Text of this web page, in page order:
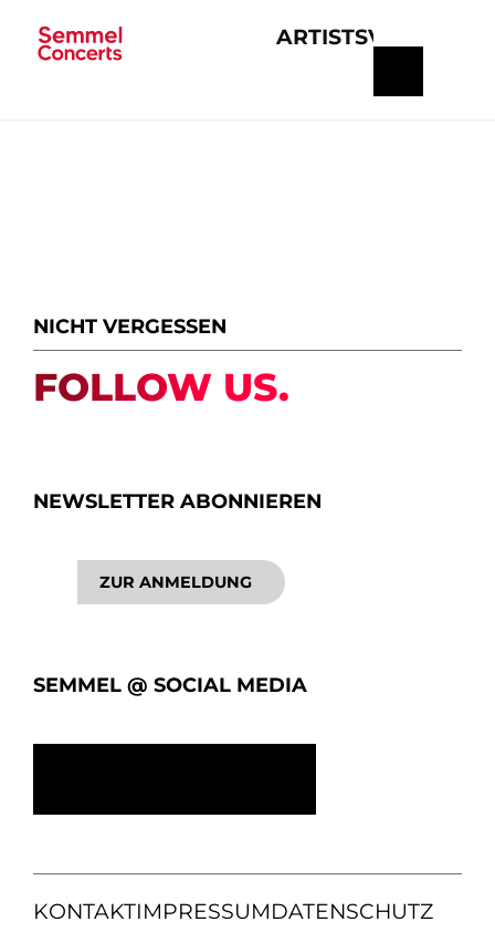
ARTISTS
NICHT VERGESSEN
FOLLOW US.
NEWSLETTER ABONNIEREN
ZUR ANMELDUNG
SEMMEL @ SOCIAL MEDIA
KONTAKTIMPRESSUMDATENSCHUTZ